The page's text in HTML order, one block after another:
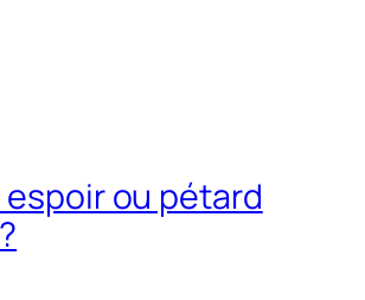
espoir ou pétard